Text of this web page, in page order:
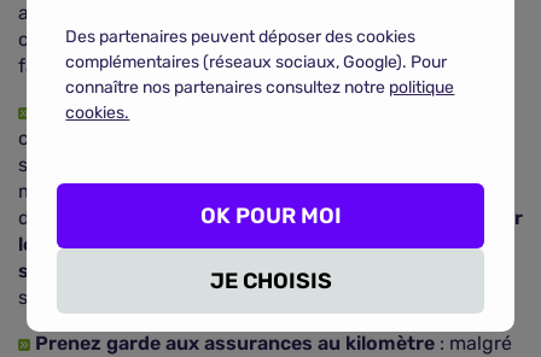
appliqué à votre deux-roues, les garanties qui
concernent le vol ou encore l'incendie étant
facultatives.
Concernant les équipements moto, sachez que le
casque, comme le gilet airbag, sont des objets qui sont
souvent pris en charge par les contrats d'assurance
moto, même les plus basiques. Il convient cependant
de le vérifier dans votre contrat d'assurance moto.
Pour
les accessoires et vêtements appropriés, il faudra
souscrire des garanties supplémentaires
soient couverts également.
Prenez garde aux assurances au kilomètre : malgré
Des partenaires peuvent déposer des cookies
complémentaires (réseaux sociaux, Google). Pour
connaître nos partenaires consultez notre politique
cookies.
JE CHOISIS
OK POUR MOI